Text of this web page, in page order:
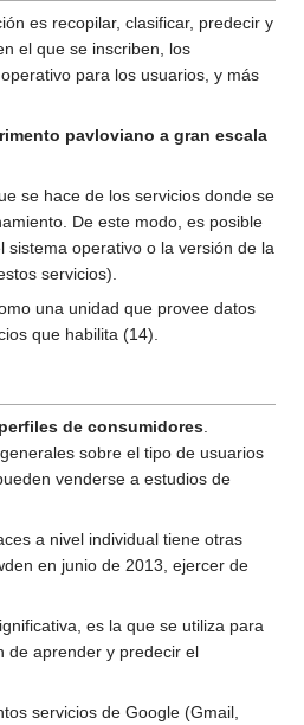
es recopilar, clasificar, predecir y
el que se inscriben, los
para los usuarios, y más
pavloviano a gran escala
se hace de los servicios donde se
De este modo, es posible
sistema operativo o la versión de la
servicios).
una unidad que provee datos
que habilita (14).
de consumidores.
sobre el tipo de usuarios
venderse a estudios de
a nivel individual tiene otras
en junio de 2013, ejercer de
es la que se utiliza para
de aprender y predecir el
servicios de Google (Gmail,